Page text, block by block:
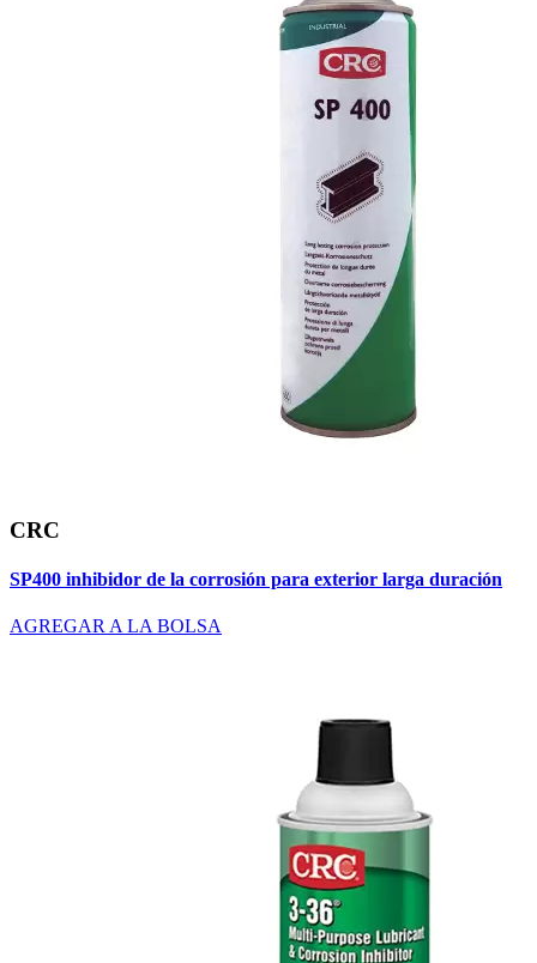
CRC
SP400 inhibidor de la corrosión para exterior larga duración
AGREGAR A LA BOLSA